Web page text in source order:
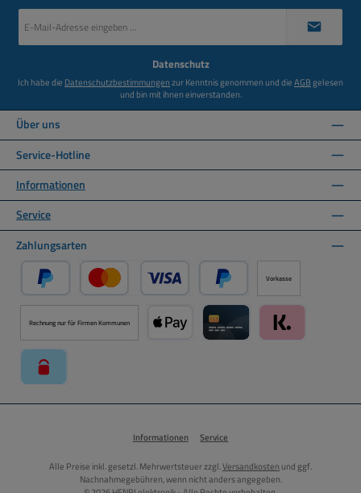
Mail-
Datenschutz
Ich habe die Datenschutzbestimmungenzur Kenntnis genommen und dieAGBgelesen
und bin mit ihnen einverstanden.
Über uns
Service-Hotline
Informationen
Service
Zahlungsarten
PayPal Kredit- oder Debitkarte über PayPal
Später Bezahlen über PayPal
Vorkasse
Rechnung nur für Firmen Kommunen
Informationen Service
Alle Preise inkl. gesetzl. Mehrwertsteuer zzgl.Versandkosten und ggf.
Nachnahmegebühren, wenn nicht anders angegeben.